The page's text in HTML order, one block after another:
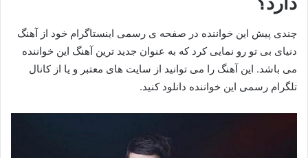
چندی پیش این خواننده در صفحه ی رسمی اینستاگرام خود از آهنگ
دنیای بی تو رو نمایی کرد که به عنوان جدید ترین آهنگ این خواننده
می باشد. این آهنگ را می توانید از سایت های معتبر و یا از کانال
تلگرام رسمی این خواننده دانلود کنید.